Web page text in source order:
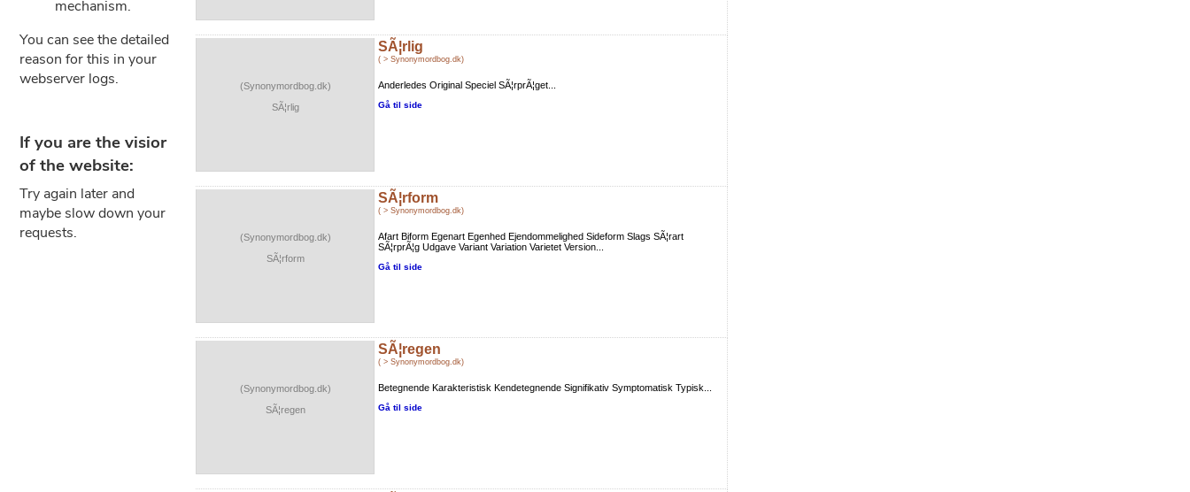
(Synonymordbog.dk)
SÃ¦rlig
SÃ¦rlig
( > Synonymordbog.dk)
Anderledes Original Speciel SÃ¦rprÃ¦get...
Gå til side
(Synonymordbog.dk)
SÃ¦rform
SÃ¦rform
( > Synonymordbog.dk)
Afart Biform Egenart Egenhed Ejendommelighed Sideform Slags SÃ¦rart
SÃ¦rprÃ¦g Udgave Variant Variation Varietet Version...
Gå til side
(Synonymordbog.dk)
SÃ¦regen
SÃ¦regen
( > Synonymordbog.dk)
Betegnende Karakteristisk Kendetegnende Signifikativ Symptomatisk Typisk...
Gå til side